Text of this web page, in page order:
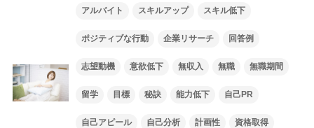
アルバイト スキルアップ スキル低下
ポジティブな行動 企業リサーチ 回答例
志望動機 意欲低下 無収入 無職 無職期間
留学 目標 秘訣 能力低下 自己PR
自己アピール 自己分析 計画性 資格取得